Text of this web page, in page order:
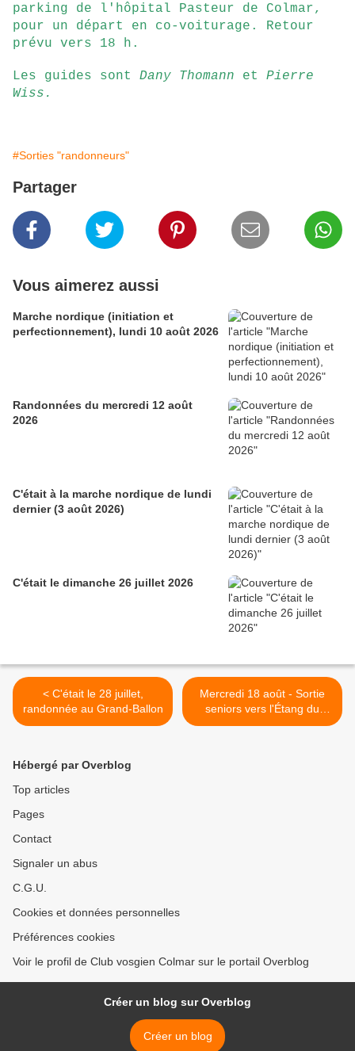
parking de l'hôpital Pasteur de Colmar,
pour un départ en co-voiturage. Retour
prévu vers 18 h.
Les guides sont Dany Thomann et Pierre
Wiss.
#Sorties "randonneurs"
Partager
Vous aimerez aussi
Marche nordique (initiation et
perfectionnement), lundi 10 août 2026
Randonnées du mercredi 12 août
2026
C'était à la marche nordique de lundi
dernier (3 août 2026)
C'était le dimanche 26 juillet 2026
< C'était le 28 juillet,
randonnée au Grand-Ballon
Mercredi 18 août - Sortie
seniors vers l'Étang du
Devin >
Hébergé par Overblog
Top articles
Pages
Contact
Signaler un abus
C.G.U.
Cookies et données personnelles
Préférences cookies
Voir le profil de Club vosgien Colmar sur le portail Overblog
Créer un blog sur Overblog
Créer un blog